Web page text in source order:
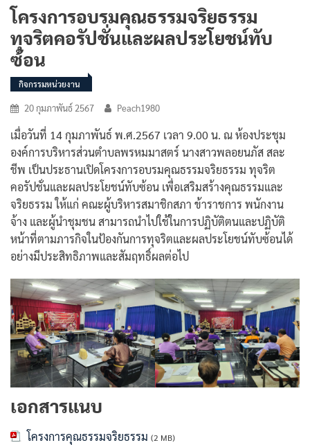
โครงการอบรมคุณธรรมจริยธรรม
ทุจริตคอรัปชั่นและผลประโยชน์ทับ
ซ้อน
กิจกรรมหน่วยงาน
20 กุมภาพันธ์ 2567 Peach1980
เมื่อวันที่ 14 กุมภาพันธ์ พ.ศ.2567 เวลา 9.00 น. ณ ห้องประชุม
องค์การบริหารส่วนตำบลพรหมมาสตร์ นางสาวพลอยนภัส สละ
ชีพ เป็นประธานเปิดโครงการอบรมคุณธรรมจริยธรรม ทุจริต
คอรัปชั่นและผลประโยชน์ทับซ้อน เพื่อเสริมสร้างคุณธรรมและ
จริยธรรม ให้แก่ คณะผู้บริหารสมาชิกสภา ข้าราชการ พนักงาน
จ้าง และผู้นำชุมชน สามารถนำไปใช้ในการปฏิบัติตนและปฏิบัติ
หน้าที่ตามภารกิจในป้องกันการทุจริตและผลประโยชน์ทับซ้อนได้
อย่างมีประสิทธิภาพและสัมฤทธิ์ผลต่อไป
เอกสารแนบ
โครงการคุณธรรมจริยธรรม (2 MB)